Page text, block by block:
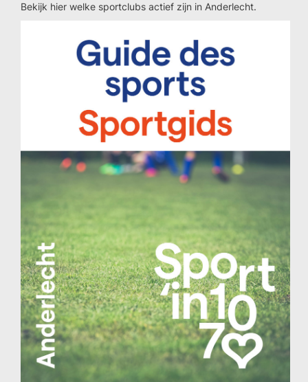
Bekijk hier welke sportclubs actief zijn in Anderlecht.